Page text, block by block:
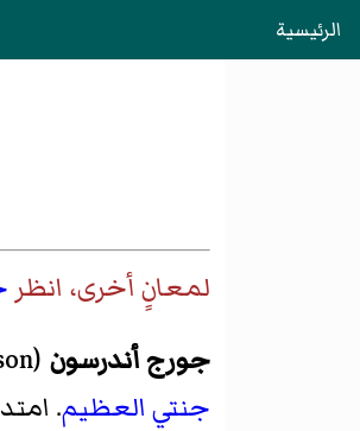
الرئيسية
لمعانٍ أخرى، انظر
جورج أندرسون (
جنتي العظيم.